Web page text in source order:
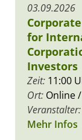
03.09.2026
for
Investors
Zeit: 11:00
Ort: Online
Veranstalter:
Mehr Infos